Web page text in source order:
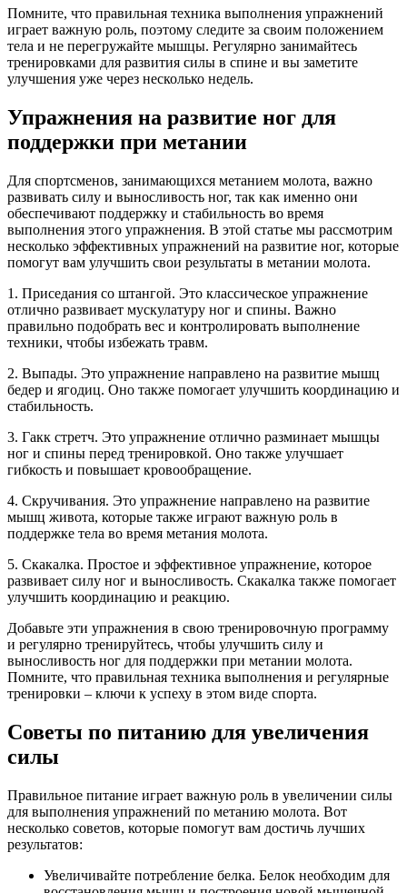
Помните, что правильная техника выполнения упражнений
играет важную роль, поэтому следите за своим положением
тела и не перегружайте мышцы. Регулярно занимайтесь
тренировками для развития силы в спине и вы заметите
улучшения уже через несколько недель.
Упражнения на развитие ног для
поддержки при метании
Для спортсменов, занимающихся метанием молота, важно
развивать силу и выносливость ног, так как именно они
обеспечивают поддержку и стабильность во время
выполнения этого упражнения. В этой статье мы рассмотрим
несколько эффективных упражнений на развитие ног, которые
помогут вам улучшить свои результаты в метании молота.
1. Приседания со штангой. Это классическое упражнение
отлично развивает мускулатуру ног и спины. Важно
правильно подобрать вес и контролировать выполнение
техники, чтобы избежать травм.
2. Выпады. Это упражнение направлено на развитие мышц
бедер и ягодиц. Оно также помогает улучшить координацию и
стабильность.
3. Гакк стретч. Это упражнение отлично разминает мышцы
ног и спины перед тренировкой. Оно также улучшает
гибкость и повышает кровообращение.
4. Скручивания. Это упражнение направлено на развитие
мышц живота, которые также играют важную роль в
поддержке тела во время метания молота.
5. Скакалка. Простое и эффективное упражнение, которое
развивает силу ног и выносливость. Скакалка также помогает
улучшить координацию и реакцию.
Добавьте эти упражнения в свою тренировочную программу
и регулярно тренируйтесь, чтобы улучшить силу и
выносливость ног для поддержки при метании молота.
Помните, что правильная техника выполнения и регулярные
тренировки – ключи к успеху в этом виде спорта.
Советы по питанию для увеличения
силы
Правильное питание играет важную роль в увеличении силы
для выполнения упражнений по метанию молота. Вот
несколько советов, которые помогут вам достичь лучших
результатов:
Увеличивайте потребление белка. Белок необходим для